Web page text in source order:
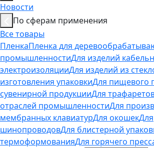
Новости
По сферам применения
Все товары
ПленкаПленка для
промышленностиДля изделий
электроизоляцииДля изделий из
изготовления упаковкиДля пищевого
сувенирной продукцииДля
отраслей промышленностиДля
мембранных клавиатурДля окошекДля
шинопроводовДля блистерной
термоформованияДля горячего